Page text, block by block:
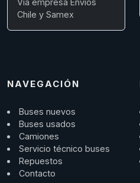
Vía empresa Envios
Chile y Samex
NAVEGACIÓN
Buses nuevos
Buses usados
Camiones
Servicio técnico buses
Repuestos
Contacto